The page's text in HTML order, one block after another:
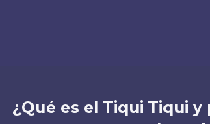
¿Qué es el Tiqui Tiqui y